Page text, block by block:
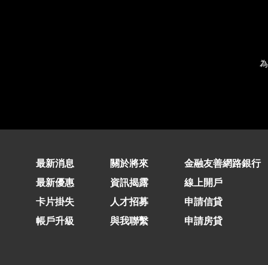
最新消息
最新優惠
卡片掛失
帳戶升級
關於將來
資訊揭露
人才招募
與我聯繫
金融友善網路銀行
線上開戶
申請信貸
申請房貸